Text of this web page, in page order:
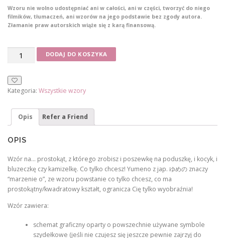
Wzoru nie wolno udostępniać ani w całości, ani w części, tworzyć do niego
filmików, tłumaczeń, ani wzorów na jego podstawie bez zgody autora.
Złamanie praw autorskich wiąże się z karą finansową.
wzór
DODAJ DO KOSZYKA
Kategoria: Wszystkie wzory
Opis Refer a Friend
OPIS
Wzór na… prostokąt, z którego zrobisz i poszewkę na poduszkę, i kocyk, i
bluzeczkę czy kamizelkę. Co tylko chcesz! Yumeno z jap. ゆめの znaczy
“marzenie o”, ze wzoru powstanie co tylko chcesz, co ma
prostokątny/kwadratowy kształt, ogranicza Cię tylko wyobraźnia!
Wzór zawiera:
schemat graficzny oparty o powszechnie używane symbole
szydełkowe (jeśli nie czujesz się jeszcze pewnie zajrzyj do